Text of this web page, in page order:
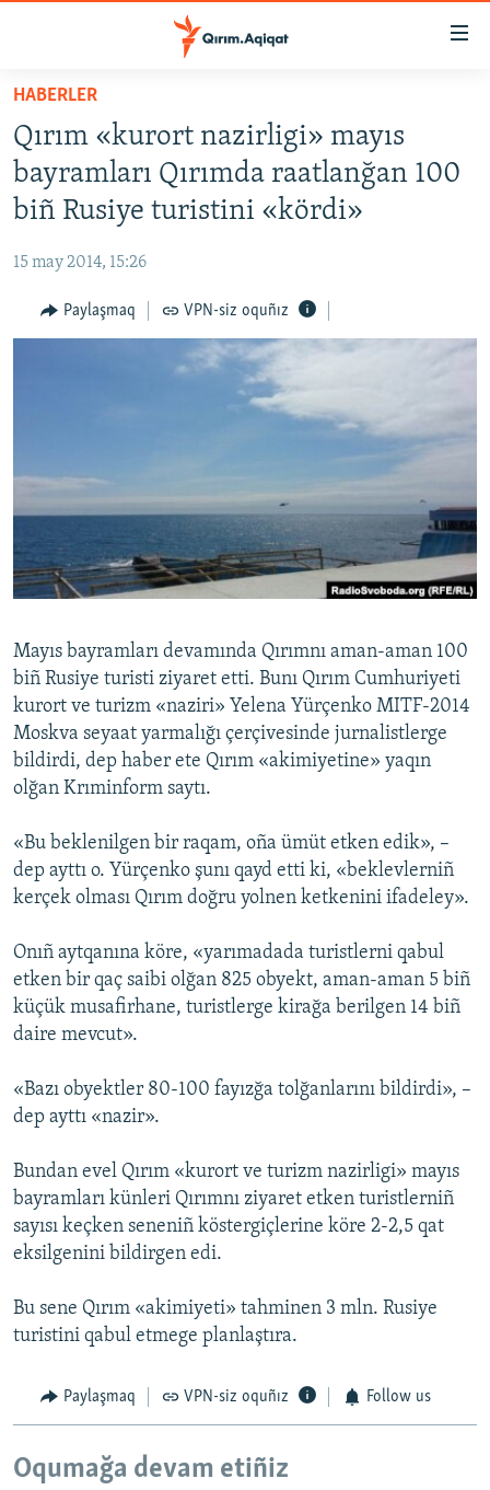
Esas
qaytmaq
Baş
navigatsiyağa
qaytmaq
Qıdıruvğa
qaytmaq
SİYASET
İQTİSADİYAT
MEDENİYET
İNSAN AQLARI
FİKİR
Українською
RFE/RS bütün saytları
HABERLER
Qırım «kurort nazirligi» mayıs
bayramları Qırımda raatlanğan 100
biñ Rusiye turistini «kördi»
15 may 2014, 15:26
Paylaşmaq VPN-siz oquñız
Mayıs bayramları devamında Qırımnı aman-aman 100
biñ Rusiye turisti ziyaret etti. Bunı Qırım Cumhuriyeti
kurort ve turizm «naziri» Yelena Yürçenko MITF-2014
Moskva seyaat yarmalığı çerçivesinde jurnalistlerge
bildirdi, dep haber ete Qırım «akimiyetine» yaqın
olğan Krıminform saytı.
«Bu beklenilgen bir raqam, oña ümüt etken edik», –
dep ayttı o. Yürçenko şunı qayd etti ki, «beklevlerniñ
kerçek olması Qırım doğru yolnen ketkenini ifadeley».
Onıñ aytqanına köre, «yarımadada turistlerni qabul
etken bir qaç saibi olğan 825 obyekt, aman-aman 5 biñ
küçük musafirhane, turistlerge kirağa berilgen 14 biñ
daire mevcut».
«Bazı obyektler 80-100 fayızğa tolğanlarını bildirdi», –
dep ayttı «nazir».
Bundan evel Qırım «kurort ve turizm nazirligi» mayıs
bayramları künleri Qırımnı ziyaret etken turistlerniñ
sayısı keçken seneniñ köstergiçlerine köre 2-2,5 qat
eksilgenini bildirgen edi.
Bu sene Qırım «akimiyeti» tahminen 3 mln. Rusiye
turistini qabul etmege planlaştıra.
Paylaşmaq VPN-siz oquñız Follow us
Oqumağa devam etiñiz